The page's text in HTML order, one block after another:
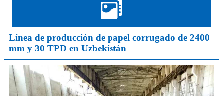
Línea de producción de papel corrugado de 2400
mm y 30 TPD en Uzbekistán